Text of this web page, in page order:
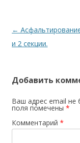
Навигация
по
←
и 2 секции.
Добавить
Ваш адрес email не
поля помечены *
Комментарий *